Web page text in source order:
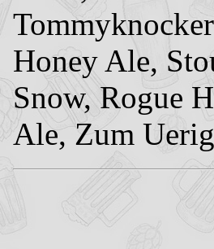
Honey Ale,
Snow, Rogue
Ale, Zum